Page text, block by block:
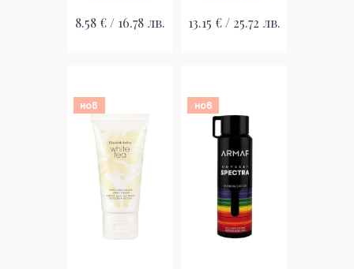
8.58 € / 16.78 лв. 13.15 € / 25.72 лв.
нов нов